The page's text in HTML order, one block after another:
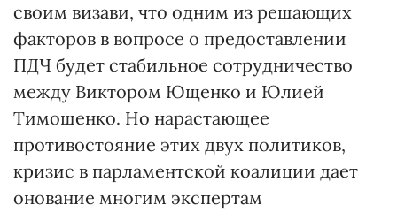
своим визави, что одним из решающих
факторов в вопросе о предоставлении
ПДЧ будет стабильное сотрудничество
между Виктором Ющенко и Юлией
Тимошенко. Но нарастающее
противостояние этих двух политиков,
кризис в парламентской коалиции дает
онование многим экспертам